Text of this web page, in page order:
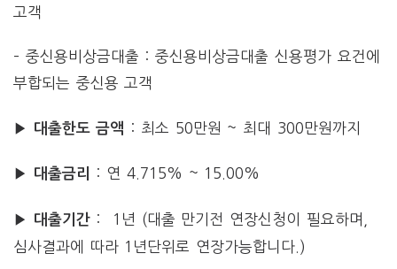
고객
– 중신용비상금대출 : 중신용비상금대출 신용평가 요건에
부합되는 중신용 고객
▶ 대출한도금액 : 최소 50만원 ~ 최대 300만원까지
▶ 대출금리 : 연 4.715% ~ 15.00%
▶ 대출기간: 1년 (대출 만기전 연장신청이 필요하며,
심사결과에 따라 1년단위로 연장가능합니다.)